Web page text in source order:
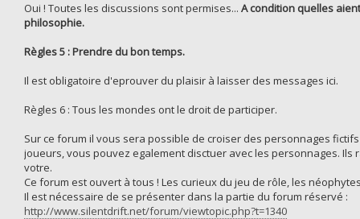
Oui ! Toutes les discussions sont permises... A condition quelles
philosophie.
Règles 5 : Prendre du bon temps.
Il est obligatoire d'eprouver du plaisir à laisser des messages ici.
Règles 6 : Tous les mondes ont le droit de participer.
Sur ce forum il vous sera possible de croiser des personnages
joueurs, vous pouvez egalement disctuer avec les personnages.
votre.
Ce forum est ouvert à tous ! Les curieux du jeu de rôle, les
Il est nécessaire de se présenter dans la partie du forum réservé :
http://www.silentdrift.net/forum/viewtopic.php?t=1340